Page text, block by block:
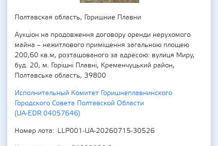
Полтавская область, Горишние Плавни
Аукціон на продовження договору оренди нерухомого
майна – нежитлового приміщення загальною площею
200,60 кв.м, розташованого за адресою: вулиця Миру,
буд. 20, м. Горішні Плавні, Кременчуцький район,
Полтавська область, 39800
Исполнительный Комитет Горишнеплавнинского
Городского Совета Полтавской Области
(UA-EDR 04057646)
Номер лота
LLP001-UA-20260715-30526